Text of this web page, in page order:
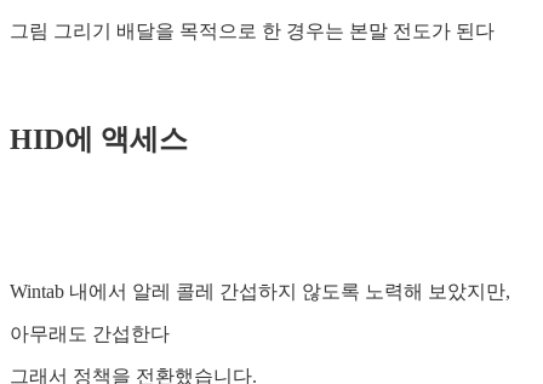
그림 그리기 배달을 목적으로 한 경우는 본말 전도가 된다
HID에 액세스
Wintab 내에서 알레 콜레 간섭하지 않도록 노력해 보았지만,
아무래도 간섭한다
그래서 정책을 전환했습니다.